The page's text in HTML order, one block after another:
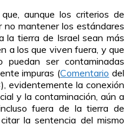
aunque los criterios de
no mantener los estándares
la tierra de Israel sean más
a los que viven fuera, y que
ser contaminadas
impuras (Comentario del
evidentemente la conexión
y la contaminación, aún a
fuera de la tierra de
la sentencia del mismo